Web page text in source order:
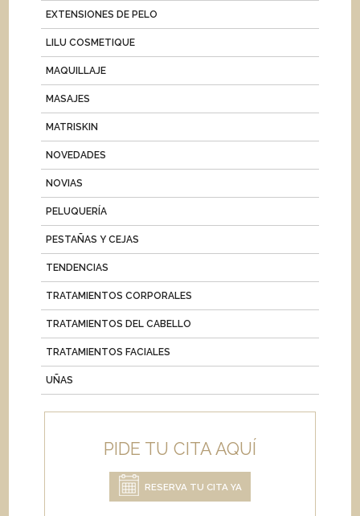
EXTENSIONES DE PELO
LILU COSMETIQUE
MAQUILLAJE
MASAJES
MATRISKIN
NOVEDADES
NOVIAS
PELUQUERÍA
PESTAÑAS Y CEJAS
TENDENCIAS
TRATAMIENTOS CORPORALES
TRATAMIENTOS DEL CABELLO
TRATAMIENTOS FACIALES
UÑAS
PIDE TU CITA AQUÍ
RESERVA TU CITA YA